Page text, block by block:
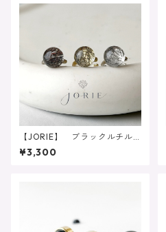
【JORIE】 ブラックルチル
クォーツ イヤーカフ 8月誕
生石 Ear cuff イヤーカフ
¥3,300